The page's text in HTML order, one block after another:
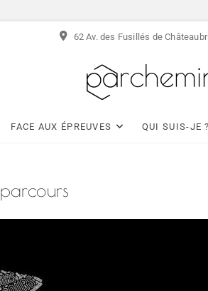
62 Av. des Fusillés de
FACE AUX ÉPREUVES QUI SUIS-JE ?
parcours